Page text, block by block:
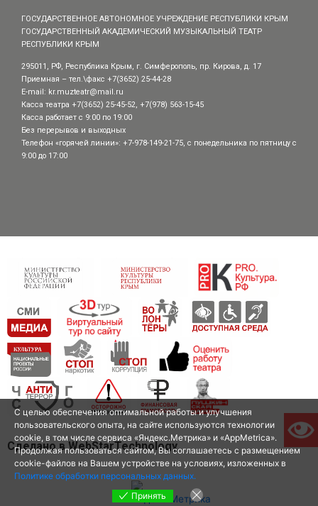
ГОСУДАРСТВЕННОЕ АВТОНОМНОЕ УЧРЕЖДЕНИЕ РЕСПУБЛИКИ КРЫМ
ГОСУДАРСТВЕННЫЙ АКАДЕМИЧЕСКИЙ МУЗЫКАЛЬНЫЙ ТЕАТР
РЕСПУБЛИКИ КРЫМ
295011, РФ, Республика Крым, г. Симферополь, пр. Кирова, д. 17
Приемная – тел.\факс +7(3652) 25-44-28
E-mail: kr.muzteatr@mail.ru
Касса театра +7(3652) 25-45-52, +7(978) 563-15-45
Касса работает с 9:00 по 19:00
Без перерывов и выходных
Телефон «горячей линии»: +7-978-149-21-75, с понедельника по пятницу с
9:00 до 17:00
Сделано в WebStarTechnology
С целью обеспечения оптимальной работы и улучшения
пользовательского опыта, на сайте используются технологии
cookie, в том числе сервиса «Яндекс.Метрика» и «AppMetrica».
Продолжая пользоваться сайтом, Вы соглашаетесь с размещением
cookie-файлов на Вашем устройстве на условиях, изложенных в
Политике обработки персональных данных.
Принять